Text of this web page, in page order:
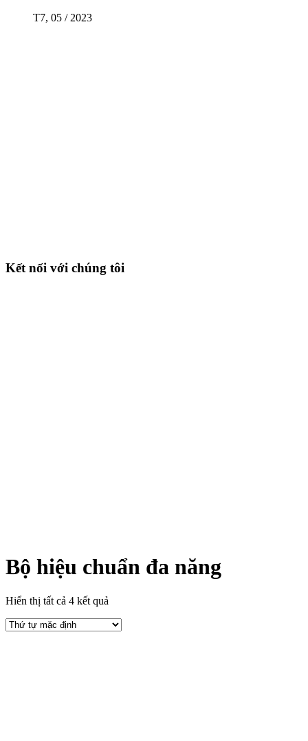
T7, 05 / 2023
Kết nối với chúng tôi
Bộ hiệu chuẩn đa năng
Hiển thị tất cả 4 kết quả